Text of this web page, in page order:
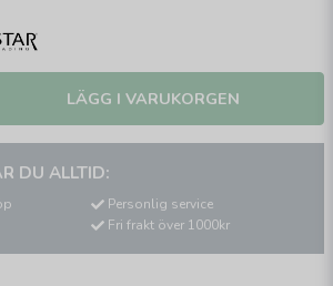
LÄGG I VARUKORGEN
DU ALLTID:
Personlig service
Fri frakt över 1000kr